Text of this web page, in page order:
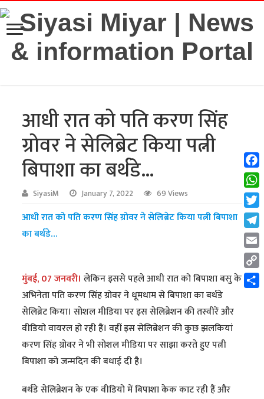
आधी रात को पति करण सिंह
ग्रोवर ने सेलिब्रेट किया पत्नी
बिपाशा का बर्थडे…
SiyasiM January 7, 2022 69 Views
आधी रात को पति करण सिंह ग्रोवर ने सेलिब्रेट किया पत्नी बिपाशा
का बर्थडे…
मुंबई, 07 जनवरी।लेकिन इससे पहले आधी रात को बिपाशा बसु के
अभिनेता पति करण सिंह ग्रोवर ने धूमधाम से बिपाशा का बर्थडे
सेलिब्रेट किया। सोशल मीडिया पर इस सेलिब्रेशन की तस्वीरें और
वीडियो वायरल हो रही हैं। वहीं इस सेलिब्रेशन की कुछ झलकियां
करण सिंह ग्रोवर ने भी सोशल मीडिया पर साझा करते हुए पत्नी
बिपाशा को जन्मदिन की बधाई दी है।
बर्थडे सेलिब्रेशन के एक वीडियो में बिपाशा केक काट रही हैं और
Copy
Link